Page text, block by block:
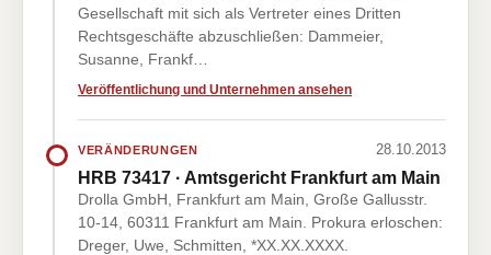
Gesellschaft mit sich als Vertreter eines Dritten
Rechtsgeschäfte abzuschließen: Dammeier,
Susanne, Frankf…
Veröffentlichung und Unternehmen ansehen
VERÄNDERUNGEN 28.10.2013
HRB 73417 · Amtsgericht Frankfurt am Main
Drolla GmbH, Frankfurt am Main, Große Gallusstr.
10-14, 60311 Frankfurt am Main. Prokura erloschen:
Dreger, Uwe, Schmitten, *XX.XX.XXXX.